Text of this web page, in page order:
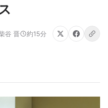
谷 晋 約15分